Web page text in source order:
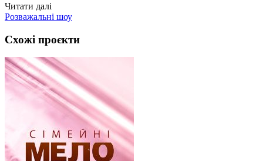
Читати далі
Розважальні шоу
Схожі проєкти